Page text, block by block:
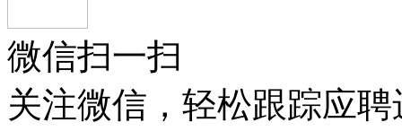
微信扫一扫
关注微信，轻松跟踪应聘